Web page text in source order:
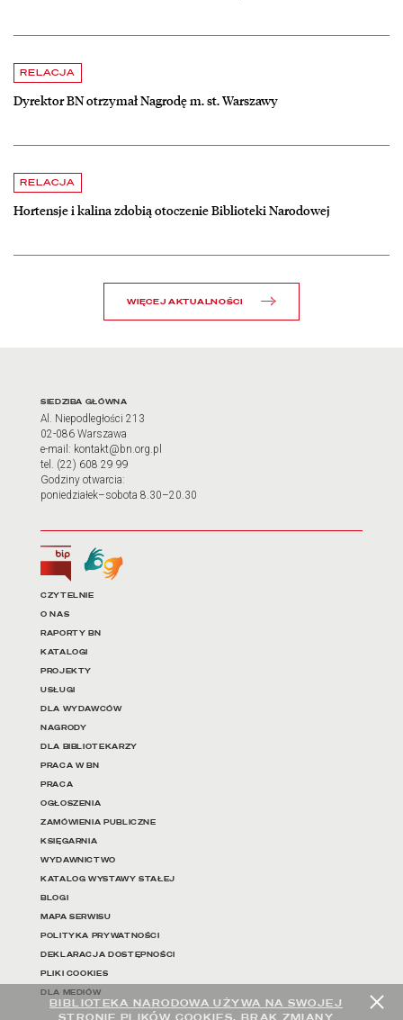
BIBLIOTEKA NARODOWA UŻYWA NA SWOJEJ
RELACJA
Dyrektor BN otrzymał Nagrodę m. st. Warszawy
czytaj więcej o Dyrektor BN otrzymał Nagrodę m. st. Warszawy
RELACJA
Hortensje i kalina zdobią otoczenie Biblioteki Narodowej
czytaj więcej o Hortensje i kalina zdobią otoczenie Biblioteki
WIĘCEJ AKTUALNOŚCI
Adres oraz godziny
SIEDZIBA GŁÓWNA
Al. Niepodległości 213
02-086 Warszawa
e-mail: kontakt@bn.org.pl
tel. (22) 608 29 99
Godziny otwarcia:
poniedziałek–sobota 8.30–20.30
Biuletyn Informacji Publicznej
Tłumacz języka migowego
Linki do najważniejszych
CZYTELNIE
O NAS
RAPORTY BN
KATALOGI
PROJEKTY
USŁUGI
DLA WYDAWCÓW
NAGRODY
DLA BIBLIOTEKARZY
PRACA W BN
PRACA
OGŁOSZENIA
ZAMÓWIENIA PUBLICZNE
KSIĘGARNIA
WYDAWNICTWO
KATALOG WYSTAWY STAŁEJ
BLOGI
MAPA SERWISU
POLITYKA PRYWATNOŚCI
DEKLARACJA DOSTĘPNOŚCI
PLIKI COOKIES
DLA MEDIÓW